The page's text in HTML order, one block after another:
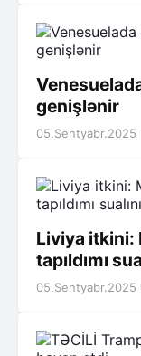
genişlənir
05.Sentyabr.2025
Liviya itkini:
tapıldımı
05.Sentyabr.2025